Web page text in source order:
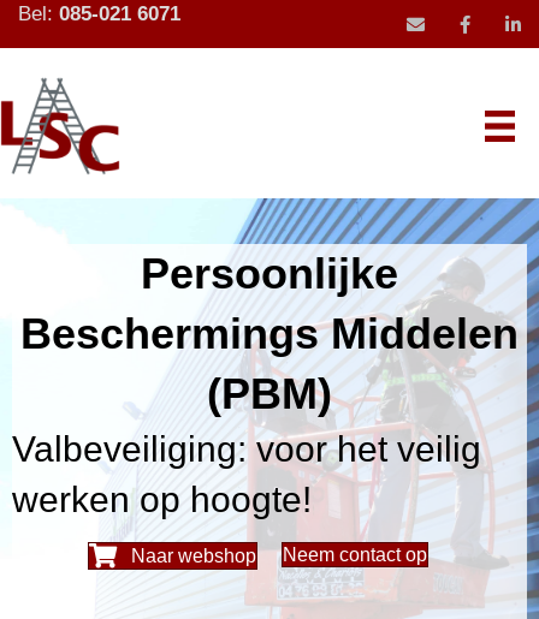
Bel: 085-021 6071
mail icoon
Persoonlijke
Beschermings Middelen
(PBM)
Valbeveiliging: voor het veilig
werken op hoogte!
Naar webshop Neem contact op